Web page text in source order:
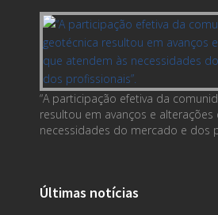
“A participação efetiva da
resultou em avanços e
necessidades do mercado e dos
Últimas notícias